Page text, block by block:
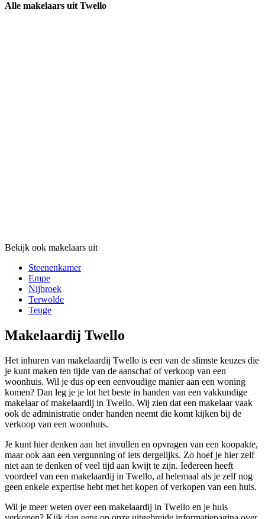
Alle makelaars uit Twello
Bekijk ook makelaars uit
Steenenkamer
Empe
Nijbroek
Terwolde
Teuge
Makelaardij Twello
Het inhuren van makelaardij Twello is een van de slimste keuzes die
je kunt maken ten tijde van de aanschaf of verkoop van een
woonhuis. Wil je dus op een eenvoudige manier aan een woning
komen? Dan leg je je lot het beste in handen van een vakkundige
makelaar of makelaardij in Twello. Wij zien dat een makelaar vaak
ook de administratie onder handen neemt die komt kijken bij de
verkoop van een woonhuis.
Je kunt hier denken aan het invullen en opvragen van een koopakte,
maar ook aan een vergunning of iets dergelijks. Zo hoef je hier zelf
niet aan te denken of veel tijd aan kwijt te zijn. Iedereen heeft
voordeel van een makelaardij in Twello, al helemaal als je zelf nog
geen enkele expertise hebt met het kopen of verkopen van een huis.
Wil je meer weten over een makelaardij in Twello en je huis